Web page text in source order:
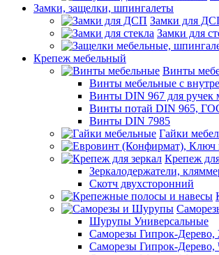
Замки, защелки, шпингалеты
Замки для
Замки для
Крепеж мебельный
Винты
Винты мебельные с
Винты DIN 967 для ручек
Винты потай DIN 965,
Винты DIN 7985
Гайки
Крепеж
Зеркалодержатели,
Скотч двухсторонний
Шурупы Универсальные
Саморезы Гипрок-
Саморезы Гипрок-